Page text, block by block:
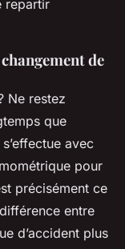
repartir
de
Ne restez
que
avec
pour
précisément ce
entre
d’accident plus